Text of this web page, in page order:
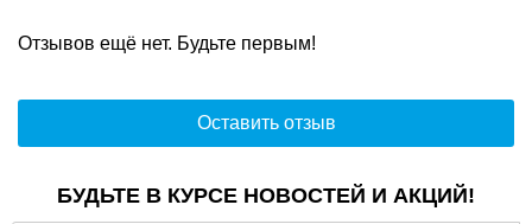
Отзывов ещё нет. Будьте первым!
Оставить отзыв
БУДЬТЕ В КУРСЕ НОВОСТЕЙ И АКЦИЙ!